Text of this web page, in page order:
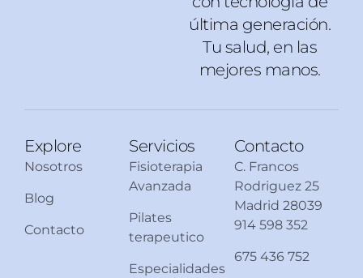
última generación.
Tu salud, en las
mejores manos.
Explore
Nosotros
Blog
Contacto
Servicios
Fisioterapia
Avanzada
Pilates
terapeutico
Especialidades
Contacto
C. Francos
Rodriguez 25
Madrid 28039
914 598 352
675 436 752